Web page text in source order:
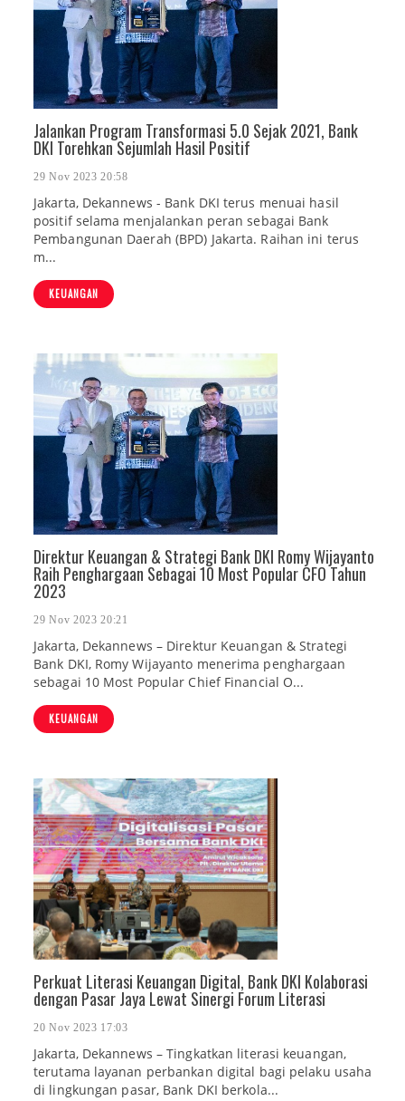
Jalankan Program Transformasi 5.0 Sejak 2021, Bank
DKI Torehkan Sejumlah Hasil Positif
29 Nov 2023 20:58
Jakarta, Dekannews - Bank DKI terus menuai hasil
positif selama menjalankan peran sebagai Bank
Pembangunan Daerah (BPD) Jakarta. Raihan ini terus
m...
KEUANGAN
Direktur Keuangan & Strategi Bank DKI Romy Wijayanto
Raih Penghargaan Sebagai 10 Most Popular CFO Tahun
2023
29 Nov 2023 20:21
Jakarta, Dekannews – Direktur Keuangan & Strategi
Bank DKI, Romy Wijayanto menerima penghargaan
sebagai 10 Most Popular Chief Financial O...
KEUANGAN
Perkuat Literasi Keuangan Digital, Bank DKI Kolaborasi
dengan Pasar Jaya Lewat Sinergi Forum Literasi
20 Nov 2023 17:03
Jakarta, Dekannews – Tingkatkan literasi keuangan,
terutama layanan perbankan digital bagi pelaku usaha
di lingkungan pasar, Bank DKI berkola...